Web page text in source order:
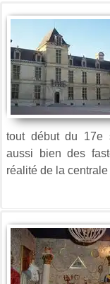
tout début du 17e
aussi bien des
réalité de la